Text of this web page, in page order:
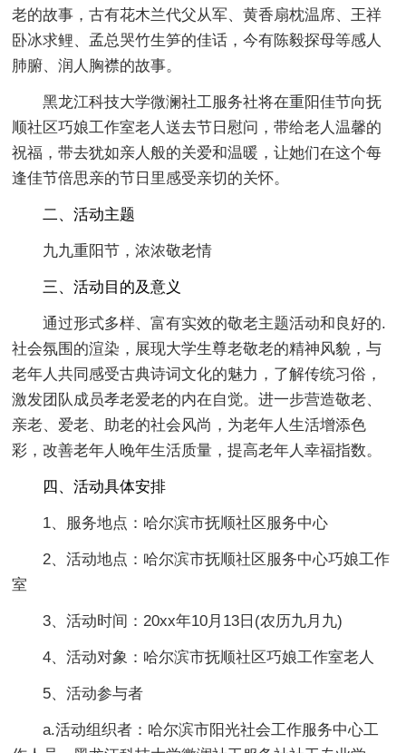
老的故事，古有花木兰代父从军、黄香扇枕温席、王祥
卧冰求鲤、孟总哭竹生笋的佳话，今有陈毅探母等感人
肺腑、润人胸襟的故事。
黑龙江科技大学微澜社工服务社将在重阳佳节向抚
顺社区巧娘工作室老人送去节日慰问，带给老人温馨的
祝福，带去犹如亲人般的关爱和温暖，让她们在这个每
逢佳节倍思亲的节日里感受亲切的关怀。
二、活动主题
九九重阳节，浓浓敬老情
三、活动目的及意义
通过形式多样、富有实效的敬老主题活动和良好的.
社会氛围的渲染，展现大学生尊老敬老的精神风貌，与
老年人共同感受古典诗词文化的魅力，了解传统习俗，
激发团队成员孝老爱老的内在自觉。进一步营造敬老、
亲老、爱老、助老的社会风尚，为老年人生活增添色
彩，改善老年人晚年生活质量，提高老年人幸福指数。
四、活动具体安排
1、服务地点：哈尔滨市抚顺社区服务中心
2、活动地点：哈尔滨市抚顺社区服务中心巧娘工作
室
3、活动时间：20xx年10月13日(农历九月九)
4、活动对象：哈尔滨市抚顺社区巧娘工作室老人
5、活动参与者
a.活动组织者：哈尔滨市阳光社会工作服务中心工